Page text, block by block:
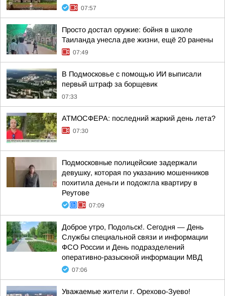
07:57
Просто достал оружие: бойня в школе
Таиланда унесла две жизни, ещё 20 ранены
07:49
В Подмосковье с помощью ИИ выписали
первый штраф за борщевик
07:33
АТМОСФЕРА: последний жаркий день лета?
07:30
Подмосковные полицейские задержали
девушку, которая по указанию мошенников
похитила деньги и подожгла квартиру в
Реутове
07:09
Доброе утро, Подольск!. Сегодня — День
Службы специальной связи и информации
ФСО России и День подразделений
оперативно-разыскной информации МВД
07:06
Уважаемые жители г. Орехово-Зуево!